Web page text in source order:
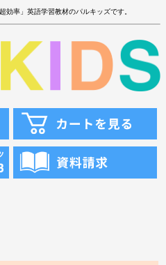
効率」英語学習教材のパルキッズです。